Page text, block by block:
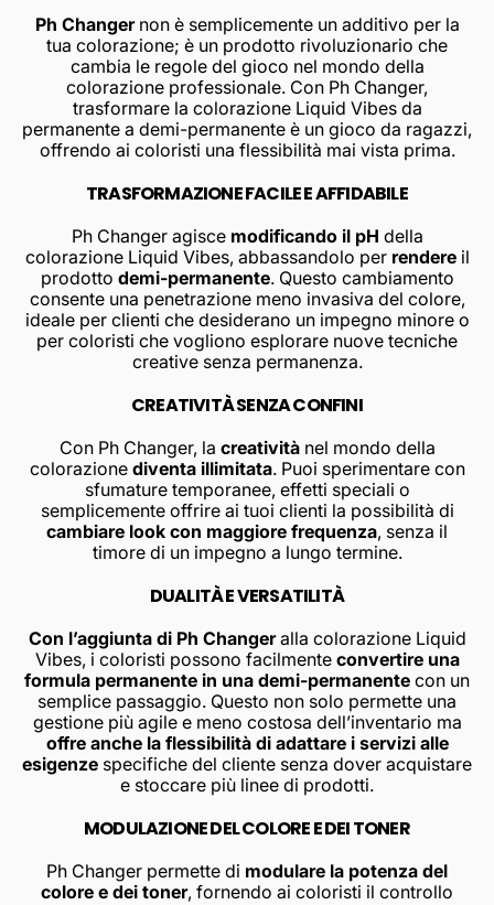
Ph Changernon è semplicemente un additivo per la
tua colorazione; è un prodotto rivoluzionario che
cambia le regole del gioco nel mondo della
colorazione professionale. Con Ph Changer,
trasformare la colorazione Liquid Vibes da
permanente a demi-permanente è un gioco da ragazzi,
offrendo ai coloristi una flessibilità mai vista prima.
TRASFORMAZIONE FACILE E AFFIDABILE
Ph Changer agisce modificando il pH della
colorazione Liquid Vibes, abbassandolo per rendereil
prodotto demi-permanente. Questo cambiamento
consente una penetrazione meno invasiva del colore,
ideale per clienti che desiderano un impegno minore o
per coloristi che vogliono esplorare nuove tecniche
creative senza permanenza.
CREATIVITÀ SENZA CONFINI
Con Ph Changer, la creativitànel mondo della
colorazione diventa illimitata. Puoi sperimentare con
sfumature temporanee, effetti speciali o
semplicemente offrire ai tuoi clienti la possibilità di
cambiare look con maggiore frequenza, senza il
timore di un impegno a lungo termine.
DUALITÀ E VERSATILITÀ
Con l’aggiunta di Ph Changeralla colorazione Liquid
Vibes, i coloristi possono facilmente convertire una
formula permanente in una demi-permanente con un
semplice passaggio. Questo non solo permette una
gestione più agile e meno costosa dell’inventario ma
offre anche la flessibilità di adattare i servizi alle
esigenze specifiche del cliente senza dover acquistare
e stoccare più linee di prodotti.
MODULAZIONE DEL COLORE E DEI TONER
Ph Changer permette di modulare la potenza del
colore e dei toner, fornendo ai coloristi il controllo